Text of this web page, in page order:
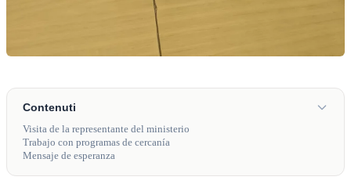
Contenuti
Visita de la representante del ministerio
Trabajo con programas de cercanía
Mensaje de esperanza